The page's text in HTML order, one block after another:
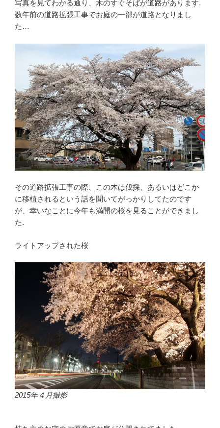
写真を見てわかる通り、木のすぐそばが道路があります.
数年前の道路拡張工事でお庭の一部が道路となりまし
た…
その道路拡張工事の際、この木は伐採、あるいはどこか
に移植されるという話を聞いてがっかりしてたのです
が、幸いなことに今年も満開の桜を見ることができまし
た.
ライトアップされた桜
2015年４月撮影